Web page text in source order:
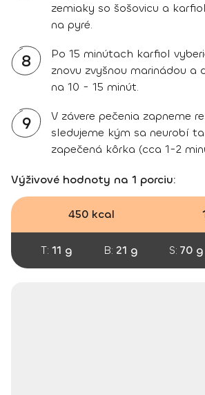
zemiaky so šošovicu a
na pyré.
8
Po 15 minútach karfiol
znovu zvyšnou marinádou a
na 10 - 15 minút.
9
V závere pečenia zapneme
sledujeme kým sa neurobí
zapečená kôrka (cca 1-2
Výživové hodnoty na 1 porciu:
450 kcal
T: 11 g B: 21 g S: 70 g